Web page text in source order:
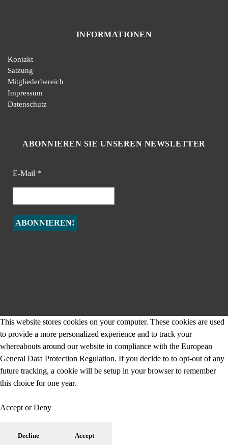
INFORMATIONEN
Kontakt
Satzung
Mitgliederbereich
Impressum
Datenschutz
ABONNIEREN SIE UNSEREN NEWSLETTER
E-Mail *
This website stores cookies on your computer. These cookies are used
to provide a more personalized experience and to track your
whereabouts around our website in compliance with the European
General Data Protection Regulation. If you decide to to opt-out of any
future tracking, a cookie will be setup in your browser to remember
this choice for one year.
Accept or Deny
Decline Accept